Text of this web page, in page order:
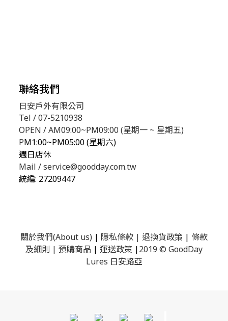
聯絡我們
日安戶外有限公司
Tel / 07-5210938
OPEN / AM09:00~PM09:00 (星期一 ~ 星期五)
PM1:00~PM05:00 (星期六)
週日店休
Mail / service@goodday.com.tw
統編: 27209447
關於我們(About us) | 隱私條款 | 退換貨政策 | 條款
及細則 | 預購商品 | 運送政策 |2019 © GoodDay
Lures 日安路亞